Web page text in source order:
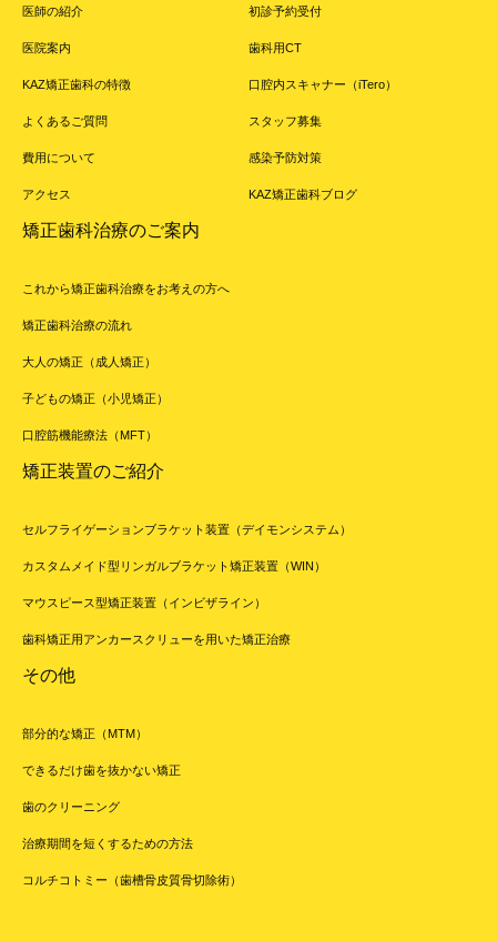
医師の紹介
医院案内
KAZ矯正歯科の特徴
よくあるご質問
費用について
アクセス
初診予約受付
歯科用CT
口腔内スキャナー（iTero）
スタッフ募集
感染予防対策
KAZ矯正歯科ブログ
矯正歯科治療のご案内
これから矯正歯科治療をお考えの方へ
矯正歯科治療の流れ
大人の矯正（成人矯正）
子どもの矯正（小児矯正）
口腔筋機能療法（MFT）
矯正装置のご紹介
セルフライゲーションブラケット装置（デイモンシステム）
カスタムメイド型リンガルブラケット矯正装置（WIN）
マウスピース型矯正装置（インビザライン）
歯科矯正用アンカースクリューを用いた矯正治療
その他
部分的な矯正（MTM）
できるだけ歯を抜かない矯正
歯のクリーニング
治療期間を短くするための方法
コルチコトミー（歯槽骨皮質骨切除術）